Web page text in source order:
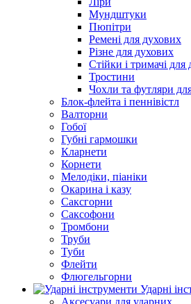
Мундштуки
Пюпітри
Ремені для духових
Різне для духових
Стійки і тримачі для
Тростини
Чохли та футляри
Блок-флейта і пеннівістл
Валторни
Гобої
Губні гармошки
Кларнети
Корнети
Мелодіки, піаніки
Окарина і казу
Саксгорни
Саксофони
Тромбони
Труби
Туби
Флейти
Флюгельгорни
Ударні
Аксесуари для ударних